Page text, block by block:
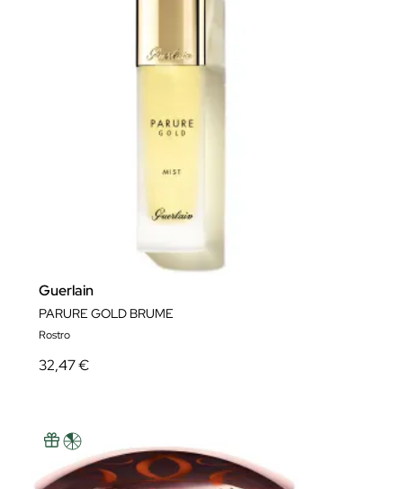
Guerlain
PARURE GOLD BRUME
Rostro
32,47 €